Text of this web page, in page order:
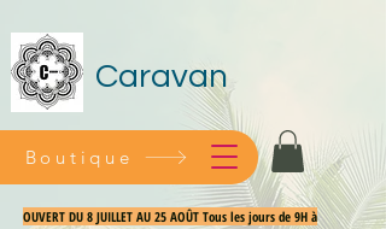
Caravan
OUVERT DU 8 JUILLET AU 25 AOÛT Tous les jours de 9H à
Boutique